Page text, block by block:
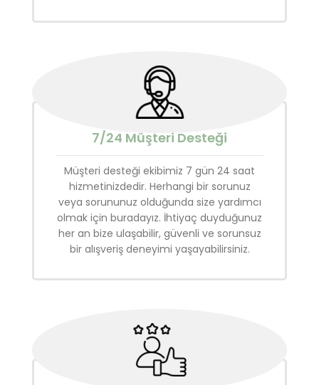
7/24 Müşteri Desteği
Müşteri desteği ekibimiz 7 gün 24 saat
hizmetinizdedir. Herhangi bir sorunuz
veya sorununuz olduğunda size yardımcı
olmak için buradayız. İhtiyaç duyduğunuz
her an bize ulaşabilir, güvenli ve sorunsuz
bir alışveriş deneyimi yaşayabilirsiniz.